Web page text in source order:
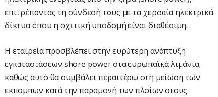
επιτρέποντας τη σύνδεσή τους με τα χερσαία ηλεκτρικά
δίκτυα όπου η σχετική υποδομή είναι διαθέσιμη.
Η εταιρεία προσβλέπει στην ευρύτερη ανάπτυξη
εγκαταστάσεων shore power στα ευρωπαϊκά λιμάνια,
καθώς αυτό θα συμβάλει περαιτέρω στη μείωση των
εκπομπών κατά την παραμονή των πλοίων στους